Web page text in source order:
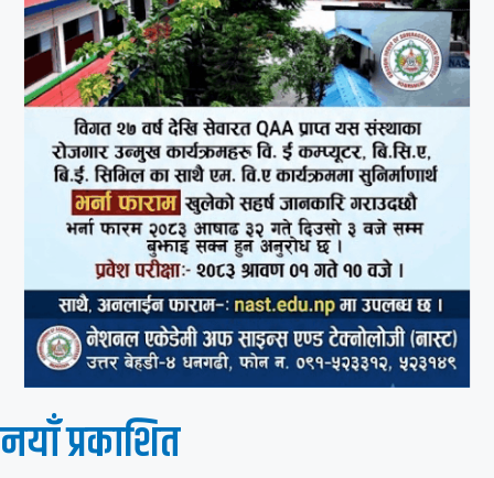
नयाँ प्रकाशित